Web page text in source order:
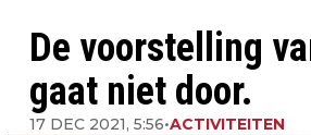
De voorstelling
gaat niet door.
17 DEC 2021, 5:56•ACTIVITEITEN